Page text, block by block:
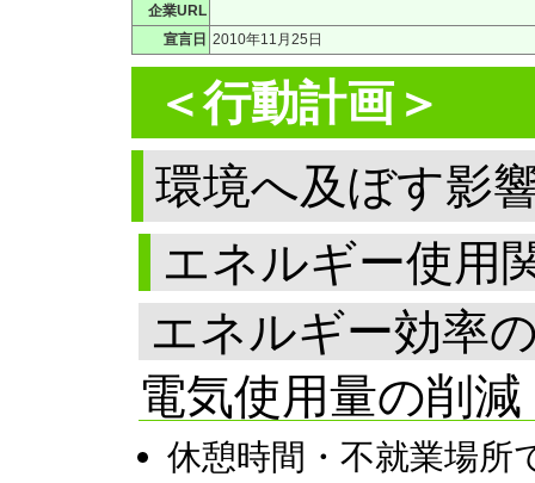
企業URL
宣言日 2010年11月25日
＜行動計画＞
環境へ及ぼす影
エネルギー使用
エネルギー効率
電気使用量の削減
休憩時間・不就業場所